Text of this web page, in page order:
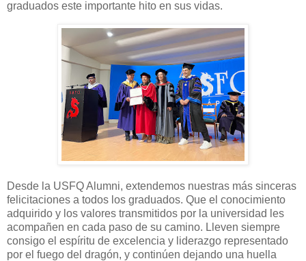
graduados este importante hito en sus vidas.
Desde la USFQ Alumni, extendemos nuestras más sinceras
felicitaciones a todos los graduados. Que el conocimiento
adquirido y los valores transmitidos por la universidad les
acompañen en cada paso de su camino. Lleven siempre
consigo el espíritu de excelencia y liderazgo representado
por el fuego del dragón, y continúen dejando una huella